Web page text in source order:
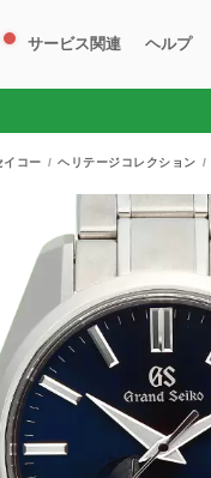
サービス関連 ヘルプ
イコー ヘリテージコレクション